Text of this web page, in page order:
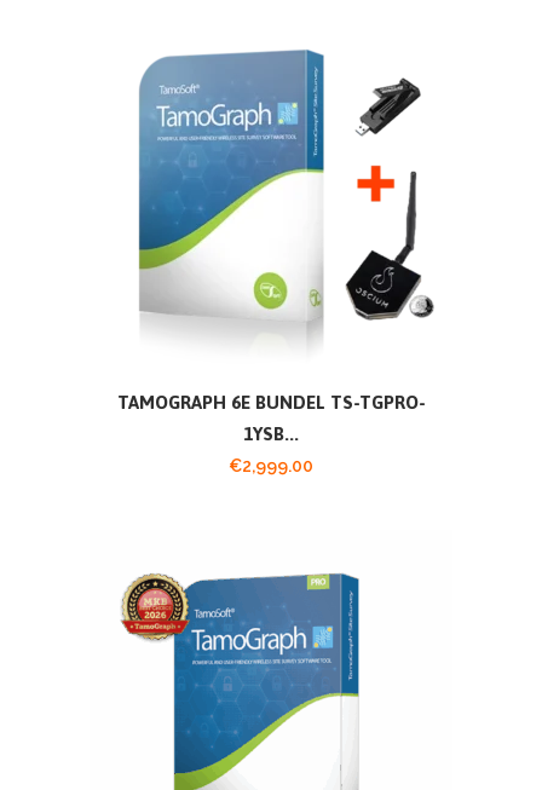
TAMOGRAPH 6E BUNDEL TS-TGPRO-
1YSB...
€2,999.00